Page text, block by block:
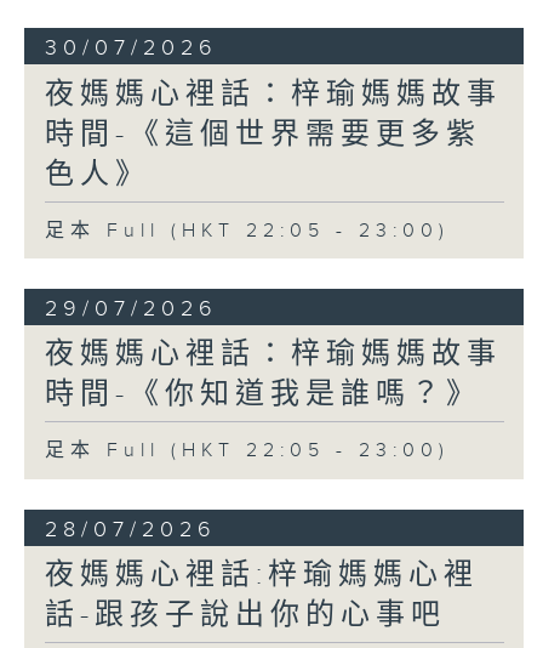
30/07/2026
夜媽媽心裡話：梓瑜媽媽故事
時間-《這個世界需要更多紫
色人》
足本 Full (HKT 22:05 - 23:00)
29/07/2026
夜媽媽心裡話：梓瑜媽媽故事
時間-《你知道我是誰嗎？》
足本 Full (HKT 22:05 - 23:00)
28/07/2026
夜媽媽心裡話:梓瑜媽媽心裡
話-跟孩子說出你的心事吧